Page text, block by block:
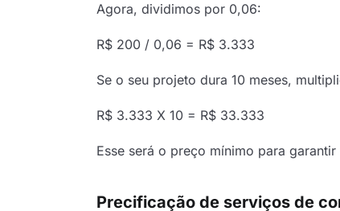
Agora, dividimos por 0,06:
R$ 200 / 0,06 = R$ 3.333
Se o seu projeto dura 10 meses,
R$ 3.333 X 10 = R$ 33.333
Esse será o preço mínimo para
Precificação de serviços de